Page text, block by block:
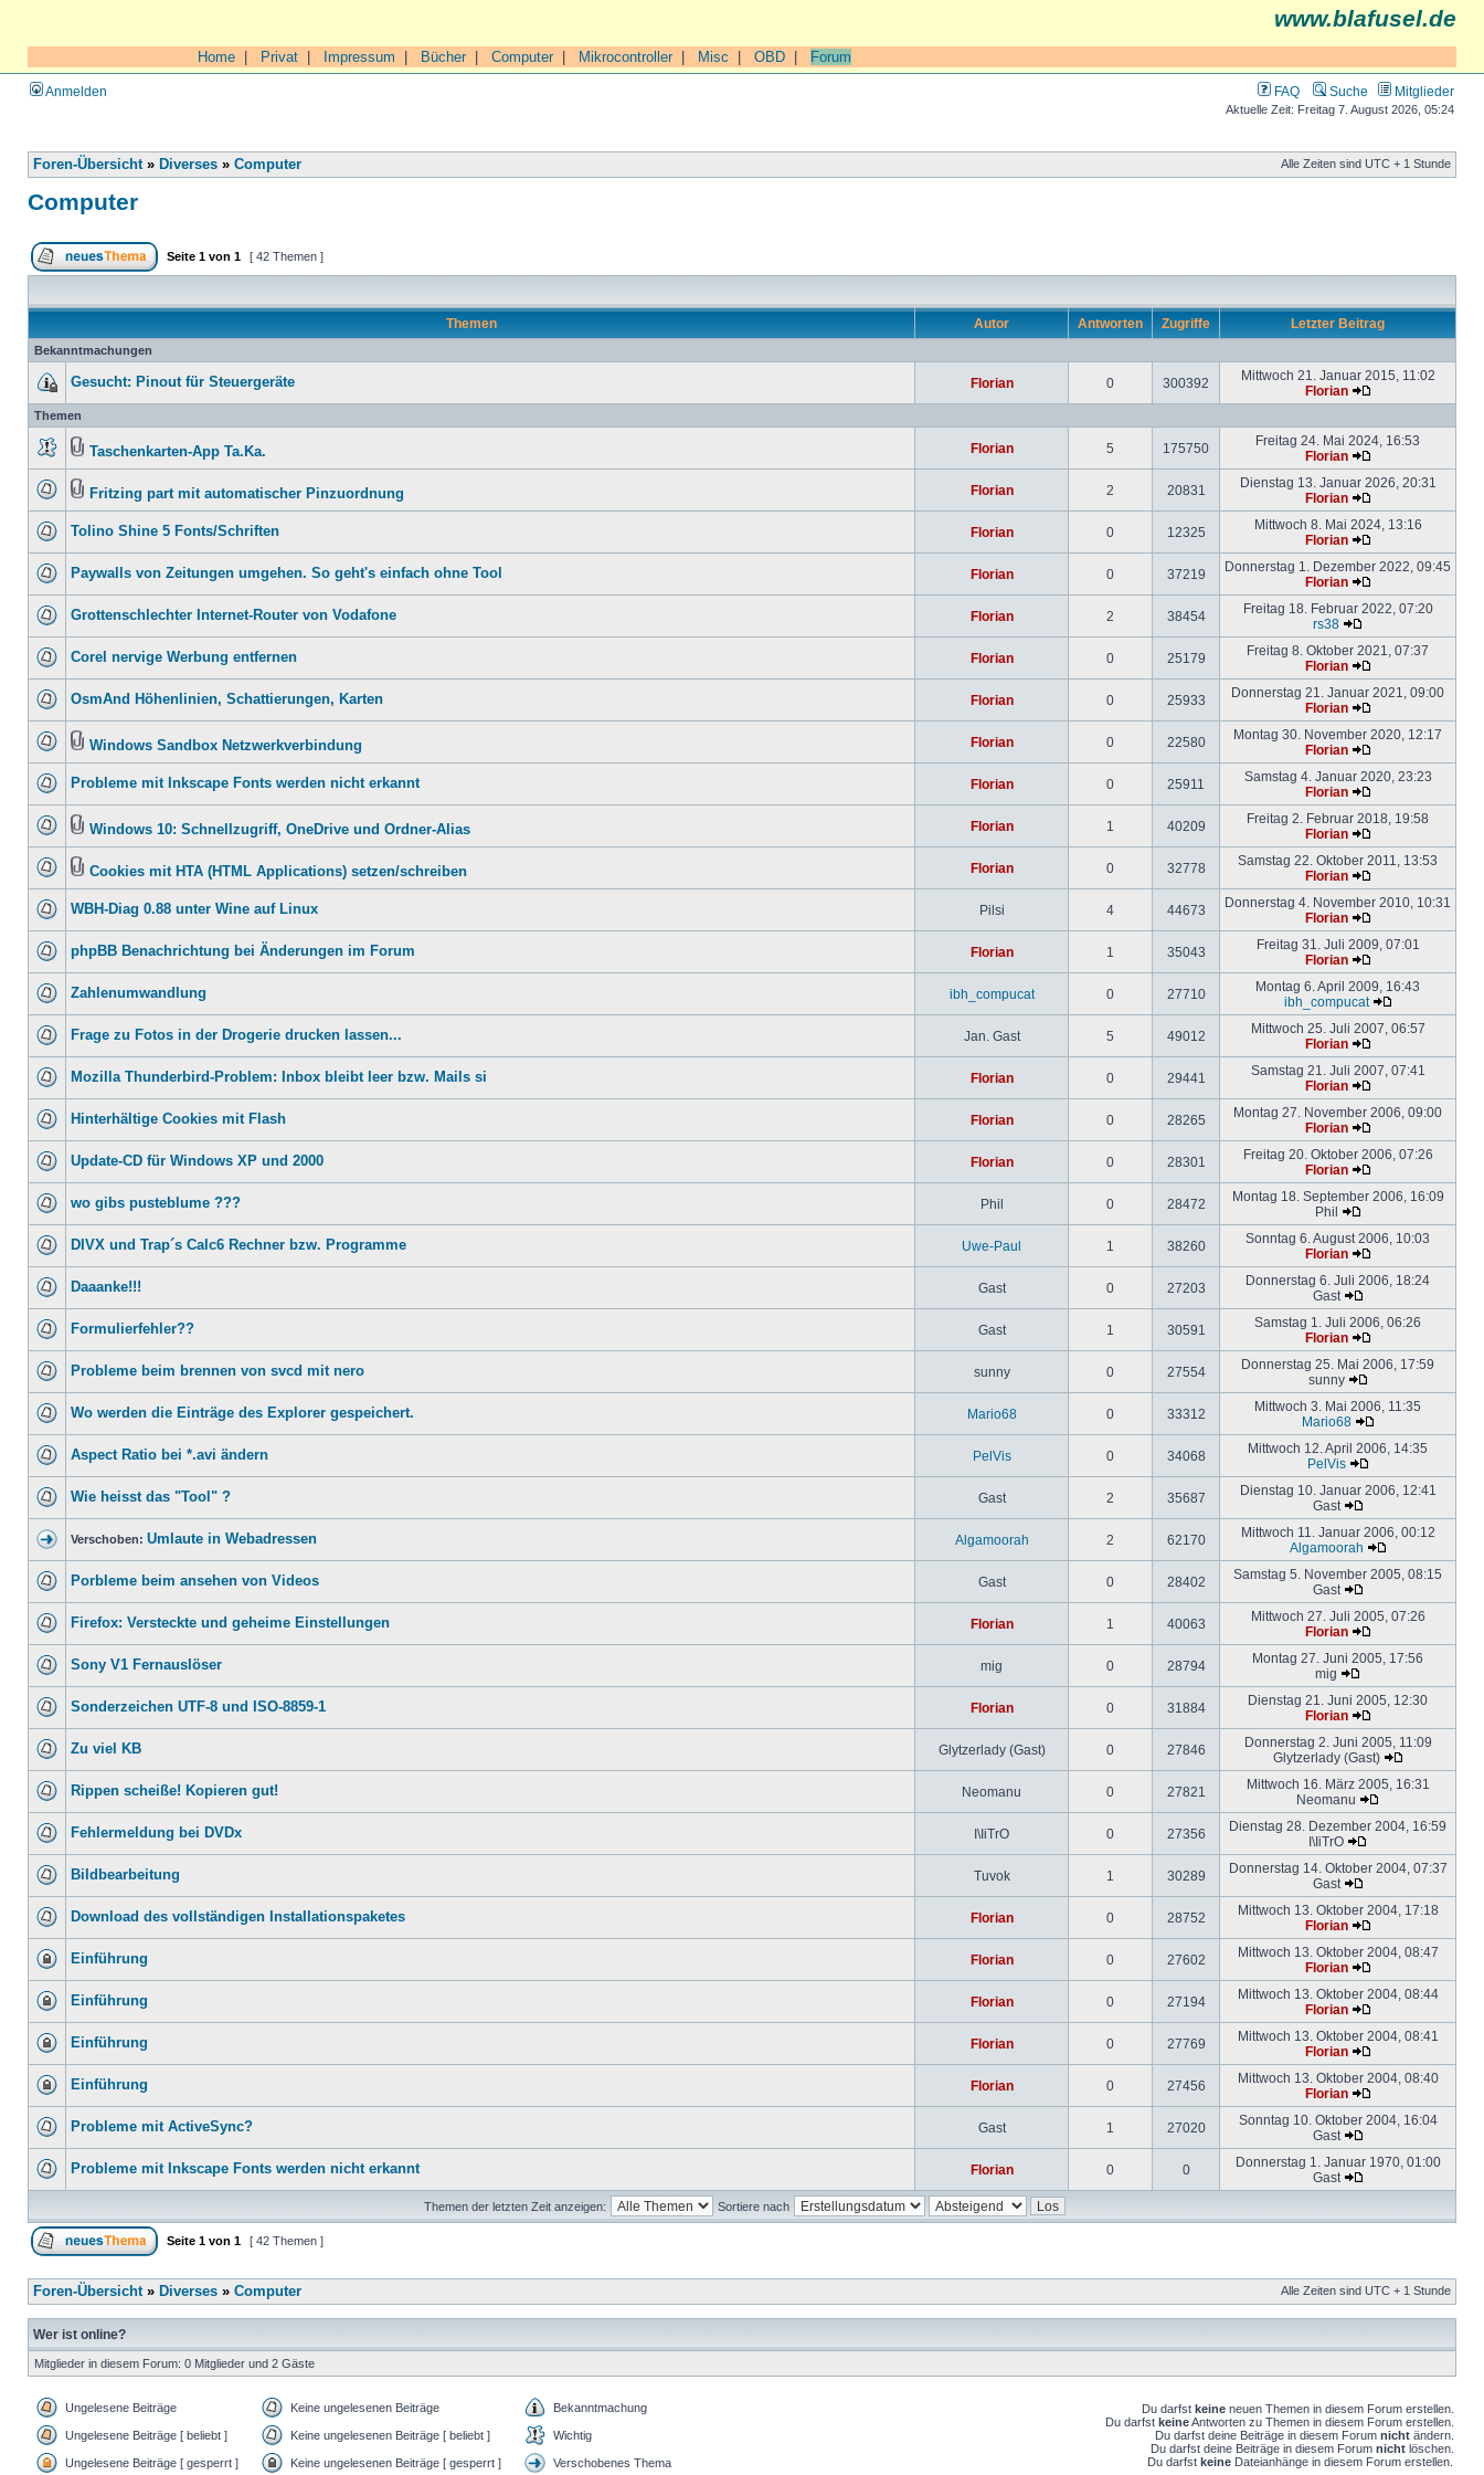
www.blafusel.de
Home Privat Impressum Bücher| Computer| Mikrocontroller| Misc OBD Forum
Anmelden FAQ Suche Mitglieder
Aktuelle Zeit: Freitag 7. August 2026, 05:24
Foren-Übersicht» Diverses » Computer Alle Zeiten sind UTC + 1 Stunde
Computer
Seite 1 von 1 [ 42 Themen ]
Themen Autor Antworten Zugriffe Letzter Beitrag
Bekanntmachungen
Gesucht: Pinout für Steuergeräte Florian 0 300392
Mittwoch 21. Januar 2015, 11:02
Florian
Themen
Taschenkarten-App Ta.Ka. Florian 5 175750
Freitag 24. Mai 2024, 16:53
Florian
Fritzing part mit automatischer Pinzuordnung Florian 2 20831
Dienstag 13. Januar 2026, 20:31
Florian
Tolino Shine 5 Fonts/Schriften Florian 0 12325
Mittwoch 8. Mai 2024, 13:16
Florian
Paywalls von Zeitungen umgehen. So geht's einfach ohne Tool Florian 0 37219
Donnerstag 1. Dezember 2022, 09:45
Florian
Grottenschlechter Internet-Router von Vodafone Florian 2 38454
Freitag 18. Februar 2022, 07:20
rs38
Corel nervige Werbung entfernen Florian 0 25179
Freitag 8. Oktober 2021, 07:37
Florian
OsmAnd Höhenlinien, Schattierungen, Karten Florian 0 25933
Donnerstag 21. Januar 2021, 09:00
Florian
Windows Sandbox Netzwerkverbindung Florian 0 22580
Montag 30. November 2020, 12:17
Florian
Probleme mit Inkscape Fonts werden nicht erkannt Florian 0 25911
Samstag 4. Januar 2020, 23:23
Florian
Windows 10: Schnellzugriff, OneDrive und Ordner-Alias Florian 1 40209
Freitag 2. Februar 2018, 19:58
Florian
Cookies mit HTA (HTML Applications) setzen/schreiben Florian 0 32778
Samstag 22. Oktober 2011, 13:53
Florian
WBH-Diag 0.88 unter Wine auf Linux Pilsi 4 44673
Donnerstag 4. November 2010, 10:31
Florian
phpBB Benachrichtung bei Änderungen im Forum Florian 1 35043
Freitag 31. Juli 2009, 07:01
Florian
Zahlenumwandlung ibh_compucat 0 27710
Montag 6. April 2009, 16:43
ibh_compucat
Frage zu Fotos in der Drogerie drucken lassen... Jan. Gast 5 49012
Mittwoch 25. Juli 2007, 06:57
Florian
Mozilla Thunderbird-Problem: Inbox bleibt leer bzw. Mails si Florian 0 29441
Samstag 21. Juli 2007, 07:41
Florian
Hinterhältige Cookies mit Flash Florian 0 28265
Montag 27. November 2006, 09:00
Florian
Update-CD für Windows XP und 2000 Florian 0 28301
Freitag 20. Oktober 2006, 07:26
Florian
wo gibs pusteblume ??? Phil 0 28472
Montag 18. September 2006, 16:09
Phil
DIVX und Trap´s Calc6 Rechner bzw. Programme Uwe-Paul 1 38260
Sonntag 6. August 2006, 10:03
Florian
Daaanke!!! Gast 0 27203
Donnerstag 6. Juli 2006, 18:24
Gast
Formulierfehler?? Gast 1 30591
Samstag 1. Juli 2006, 06:26
Florian
Probleme beim brennen von svcd mit nero sunny 0 27554
Donnerstag 25. Mai 2006, 17:59
sunny
Wo werden die Einträge des Explorer gespeichert. Mario68 0 33312
Mittwoch 3. Mai 2006, 11:35
Mario68
Aspect Ratio bei *.avi ändern PelVis 0 34068
Mittwoch 12. April 2006, 14:35
PelVis
Wie heisst das "Tool" ? Gast 2 35687
Dienstag 10. Januar 2006, 12:41
Gast
Verschoben: Umlaute in Webadressen Algamoorah 2 62170
Mittwoch 11. Januar 2006, 00:12
Algamoorah
Porbleme beim ansehen von Videos Gast 0 28402
Samstag 5. November 2005, 08:15
Gast
Firefox: Versteckte und geheime Einstellungen Florian 1 40063
Mittwoch 27. Juli 2005, 07:26
Florian
Sony V1 Fernauslöser mig 0 28794
Montag 27. Juni 2005, 17:56
mig
Sonderzeichen UTF-8 und ISO-8859-1 Florian 0 31884
Dienstag 21. Juni 2005, 12:30
Florian
Zu viel KB Glytzerlady (Gast) 0 27846
Donnerstag 2. Juni 2005, 11:09
Glytzerlady (Gast)
Rippen scheiße! Kopieren gut! Neomanu 0 27821
Mittwoch 16. März 2005, 16:31
Neomanu
Fehlermeldung bei DVDx I\IiTrO 0 27356
Dienstag 28. Dezember 2004, 16:59
I\IiTrO
Bildbearbeitung Tuvok 1 30289
Donnerstag 14. Oktober 2004, 07:37
Gast
Download des vollständigen Installationspaketes Florian 0 28752
Mittwoch 13. Oktober 2004, 17:18
Florian
Einführung Florian 0 27602
Mittwoch 13. Oktober 2004, 08:47
Florian
Einführung Florian 0 27194
Mittwoch 13. Oktober 2004, 08:44
Florian
Einführung Florian 0 27769
Mittwoch 13. Oktober 2004, 08:41
Florian
Einführung Florian 0 27456
Mittwoch 13. Oktober 2004, 08:40
Florian
Probleme mit ActiveSync? Gast 1 27020
Sonntag 10. Oktober 2004, 16:04
Gast
Probleme mit Inkscape Fonts werden nicht erkannt Florian 0 0
Donnerstag 1. Januar 1970, 01:00
Gast
Themen der letzten Zeit anzeigen: Sortiere nach
Seite 1 von 1 [ 42 Themen ]
Foren-Übersicht» Diverses » Computer Alle Zeiten sind UTC + 1 Stunde
Wer ist online?
Mitglieder in diesem Forum: 0 Mitglieder und 2 Gäste
Ungelesene Beiträge Keine ungelesenen Beiträge Bekanntmachung
Ungelesene Beiträge [ beliebt ] Keine ungelesenen Beiträge [ beliebt ] Wichtig
Ungelesene Beiträge [ gesperrt ] Keine ungelesenen Beiträge [ gesperrt ] Verschobenes Thema
Du darfst keine neuen Themen in diesem Forum erstellen.
Du darfst keineAntworten zu Themen in diesem Forum erstellen.
Du darfst deine Beiträge in diesem Forum nicht ändern.
Du darfst deine Beiträge in diesem Forum nicht löschen.
Du darfst keine Dateianhänge in diesem Forum erstellen.